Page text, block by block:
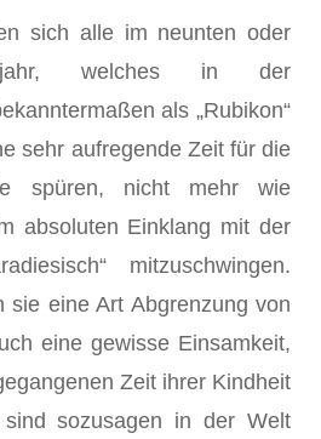
sich alle im neunten oder
welches in der
als „Rubikon“
sehr aufregende Zeit für die
spüren, nicht mehr wie
absoluten Einklang mit der
mitzuschwingen.
sie eine Art Abgrenzung von
eine gewisse Einsamkeit,
Zeit ihrer Kindheit
sozusagen in der Welt